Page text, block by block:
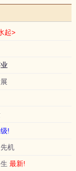
起>
!
机
最新!